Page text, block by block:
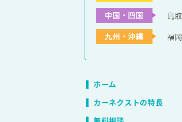
中国・四国 鳥取
九州・沖縄 福岡
ホーム
カーネクストの特長